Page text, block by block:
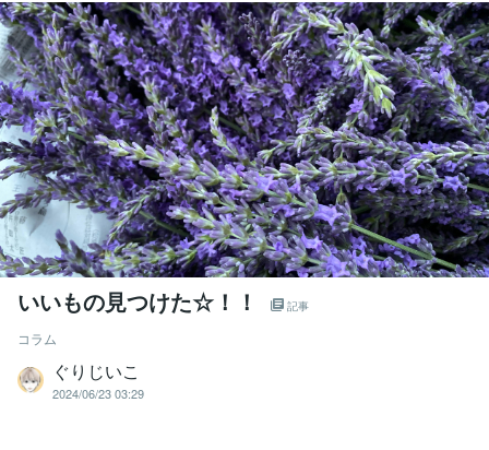
いいもの見つけた☆！！ 記事
コラム
ぐりじいこ
2024/06/23 03:29